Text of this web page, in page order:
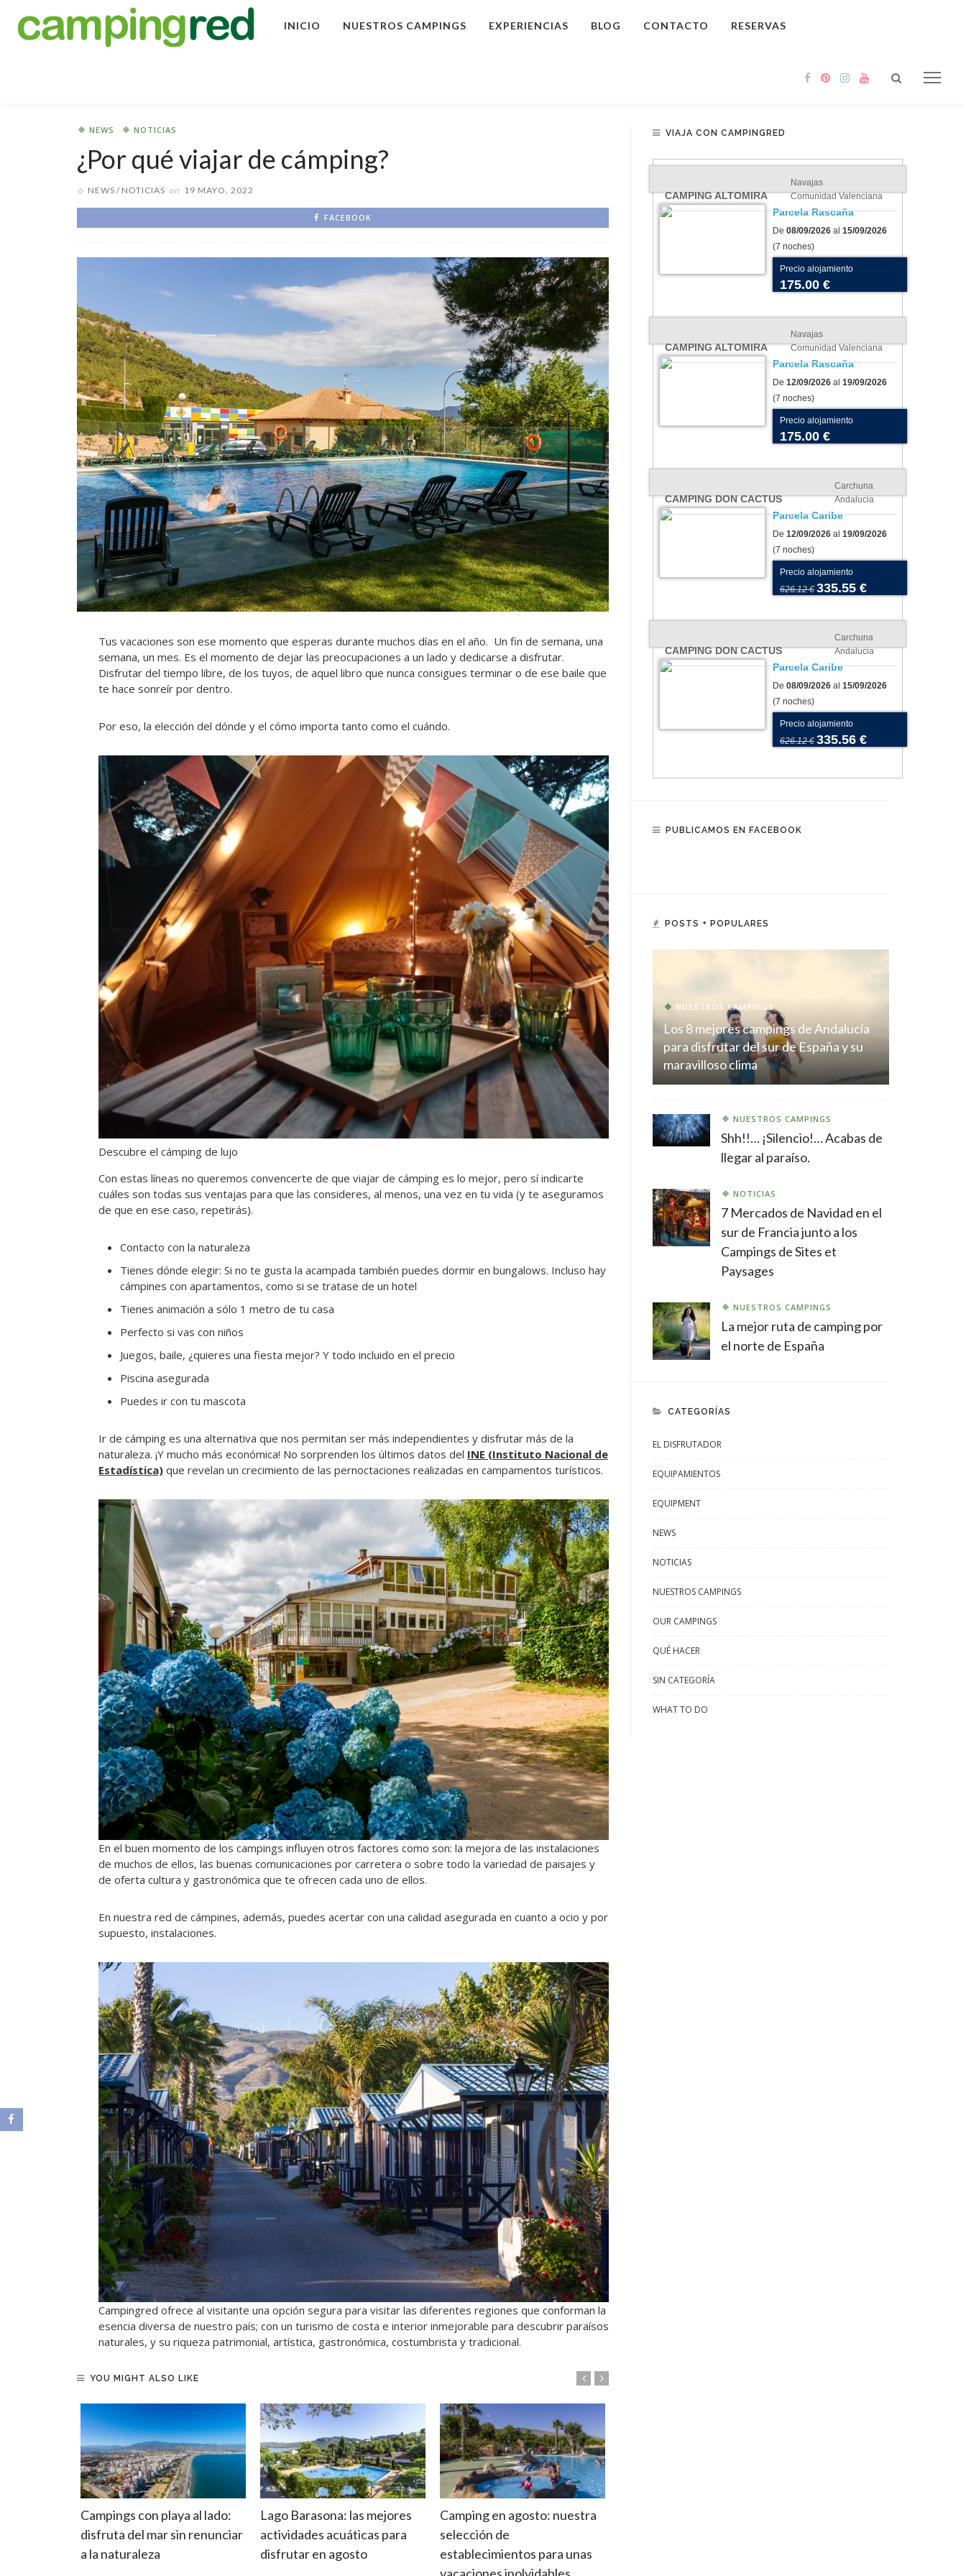
INICIO NUESTROS CAMPINGS EXPERIENCIAS BLOG CONTACTO RESERVAS
NEWS NOTICIAS
¿Por qué viajar de cámping?
NEWS NOTICIAS on 19 MAYO, 2022
FACEBOOK
Tus vacaciones son ese momento que esperas durante muchos días en el año. Un fin de semana, una
semana, un mes. Es el momento de dejar las preocupaciones a un lado y dedicarse a disfrutar.
Disfrutar del tiempo libre, de los tuyos, de aquel libro que nunca consigues terminar o de ese baile que
te hace sonreír por dentro.
Por eso, la elección del dónde y el cómo importa tanto como el cuándo.
Descubre el cámping de lujo
Con estas líneas no queremos convencerte de que viajar de cámping es lo mejor, pero sí indicarte
cuáles son todas sus ventajas para que las consideres, al menos, una vez en tu vida (y te aseguramos
de que en ese caso, repetirás).
Contacto con la naturaleza
Tienes dónde elegir: Si no te gusta la acampada también puedes dormir en bungalows. Incluso hay
cámpines con apartamentos, como si se tratase de un hotel
Tienes animación a sólo 1 metro de tu casa
Perfecto si vas con niños
Juegos, baile, ¿quieres una fiesta mejor? Y todo incluido en el precio
Piscina asegurada
Puedes ir con tu mascota
Ir de cámping es una alternativa que nos permitan ser más independientes y disfrutar más de la
naturaleza. ¡Y mucho más económica! No sorprenden los últimos datos del INE (Instituto Nacional de
Estadística) que revelan un crecimiento de las pernoctaciones realizadas en campamentos turísticos.
En el buen momento de los campings influyen otros factores como son: la mejora de las instalaciones
de muchos de ellos, las buenas comunicaciones por carretera o sobre todo la variedad de paisajes y
de oferta cultura y gastronómica que te ofrecen cada uno de ellos.
En nuestra red de cámpines, además, puedes acertar con una calidad asegurada en cuanto a ocio y por
supuesto, instalaciones.
Campingred ofrece al visitante una opción segura para visitar las diferentes regiones que conforman la
esencia diversa de nuestro país; con un turismo de costa e interior inmejorable para descubrir paraísos
naturales, y su riqueza patrimonial, artística, gastronómica, costumbrista y tradicional.
YOU MIGHT ALSO LIKE
Campings con playa al lado:
disfruta del mar sin renunciar
a la naturaleza
Lago Barasona: las mejores
actividades acuáticas para
disfrutar en agosto
Camping en agosto: nuestra
selección de
establecimientos para unas
VIAJA CON CAMPINGRED
CAMPING ALTOMIRA
Navajas
Comunidad Valenciana
Parcela Rascaña
De 08/09/2026 al 15/09/2026
(7 noches)
Precio alojamiento
175.00 €
CAMPING ALTOMIRA
Navajas
Comunidad Valenciana
Parcela Rascaña
De 12/09/2026 al 19/09/2026
(7 noches)
Precio alojamiento
175.00 €
CAMPING DON CACTUS
Carchuna
Andalucia
Parcela Caribe
De 12/09/2026 al 19/09/2026
(7 noches)
Precio alojamiento
626.12 € 335.55 €
CAMPING DON CACTUS
Carchuna
Andalucia
Parcela Caribe
De 08/09/2026 al 15/09/2026
(7 noches)
Precio alojamiento
626.12 € 335.56 €
PUBLICAMOS EN FACEBOOK
POSTS + POPULARES
NUESTROS CAMPINGS
Los 8 mejores campings de Andalucía
para disfrutar del sur de España y su
maravilloso clima
NUESTROS CAMPINGS
Shh!!… ¡Silencio!… Acabas de
llegar al paraíso.
NOTICIAS
7 Mercados de Navidad en el
sur de Francia junto a los
Campings de Sites et
Paysages
NUESTROS CAMPINGS
La mejor ruta de camping por
el norte de España
CATEGORÍAS
EL DISFRUTADOR
EQUIPAMIENTOS
EQUIPMENT
NEWS
NOTICIAS
NUESTROS CAMPINGS
OUR CAMPINGS
QUÉ HACER
SIN CATEGORÍA
WHAT TO DO